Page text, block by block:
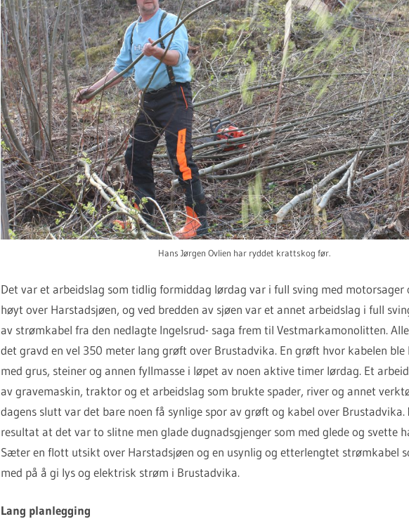
Hans Jørgen Ovlien har ryddet krattskog før.
Det var et arbeidslag som tidlig formiddag lørdag var i full sving med
høyt over Harstadsjøen, og ved bredden av sjøen var et annet arbeidslag i full
av strømkabel fra den nedlagte Ingelsrud- saga frem til Vestmarkamonolitten.
det gravd en vel 350 meter lang grøft over Brustadvika. En grøft hvor kabelen
med grus, steiner og annen fyllmasse i løpet av noen aktive timer lørdag. Et
av gravemaskin, traktor og et arbeidslag som brukte spader, river og annet
dagens slutt var det bare noen få synlige spor av grøft og kabel over Brustadvika.
resultat at det var to slitne men glade dugnadsgjenger som med glede og svette
Sæter en flott utsikt over Harstadsjøen og en usynlig og etterlengtet strømkabel
med på å gi lys og elektrisk strøm i Brustadvika.
Lang planlegging